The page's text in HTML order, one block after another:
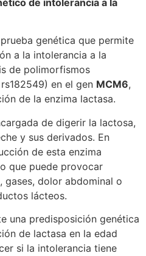
de intolerancia a la
genética que permite
a la intolerancia a la
de polimorfismos
en el gen MCM6,
de la enzima lactasa.
de digerir la lactosa,
y sus derivados. En
de esta enzima
que puede provocar
gases, dolor abdominal o
lácteos.
una predisposición genética
de lactasa en la edad
si la intolerancia tiene